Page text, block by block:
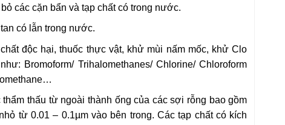
các cặn bẩn và tạp chất có trong nước.
có lẫn trong nước.
độc hại, thuốc thực vật, khử mùi nấm mốc, khử Clo
Bromoform/ Trihalomethanes/ Chlorine/ Chloroform
thấu từ ngoài thành ống của các sợi rỗng bao gồm
từ 0.01 – 0.1µm vào bên trong. Các tạp chất có kích